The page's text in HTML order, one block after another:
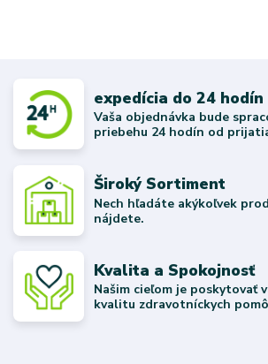
expedícia do 24 hodín
Vaša objednávka bude
priebehu 24 hodín od
Široký Sortiment
Nech hľadáte akýkoľvek
nájdete.
Kvalita a Spokojnosť
Našim cieľom je poskytovať
kvalitu zdravotníckych